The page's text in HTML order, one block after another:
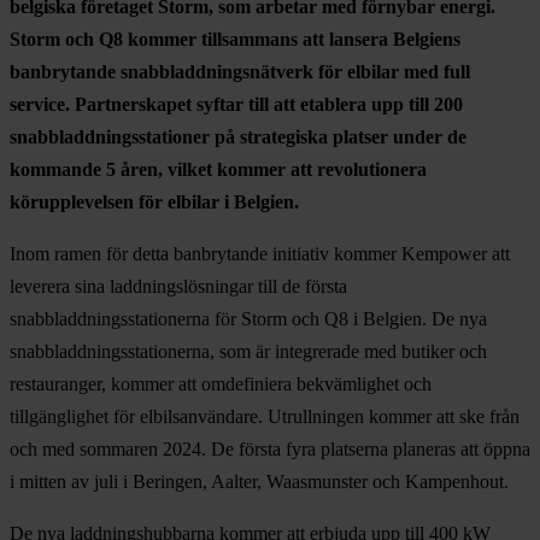
belgiska företaget Storm, som arbetar med förnybar energi.
Storm och Q8 kommer tillsammans att lansera Belgiens
banbrytande snabbladdningsnätverk för elbilar med full
service. Partnerskapet syftar till att etablera upp till 200
snabbladdningsstationer på strategiska platser under de
kommande 5 åren, vilket kommer att revolutionera
körupplevelsen för elbilar i Belgien.
Inom ramen för detta banbrytande initiativ kommer Kempower att
leverera sina laddningslösningar till de första
snabbladdningsstationerna för Storm och Q8 i Belgien. De nya
snabbladdningsstationerna, som är integrerade med butiker och
restauranger, kommer att omdefiniera bekvämlighet och
tillgänglighet för elbilsanvändare. Utrullningen kommer att ske från
och med sommaren 2024. De första fyra platserna planeras att öppna
i mitten av juli i Beringen, Aalter, Waasmunster och Kampenhout.
De nya laddningshubbarna kommer att erbjuda upp till 400 kW